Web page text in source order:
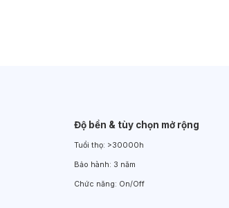
Độ bền & tùy chọn mở rộng
Tuổi thọ: >30000h
Bảo hành: 3 năm
Chức năng: On/Off